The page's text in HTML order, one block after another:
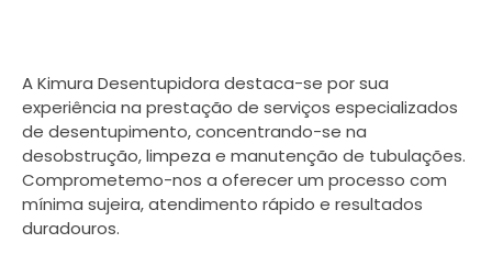
A Kimura Desentupidora destaca-se por sua
experiência na prestação de serviços especializados
de desentupimento, concentrando-se na
desobstrução, limpeza e manutenção de tubulações.
Comprometemo-nos a oferecer um processo com
mínima sujeira, atendimento rápido e resultados
duradouros.